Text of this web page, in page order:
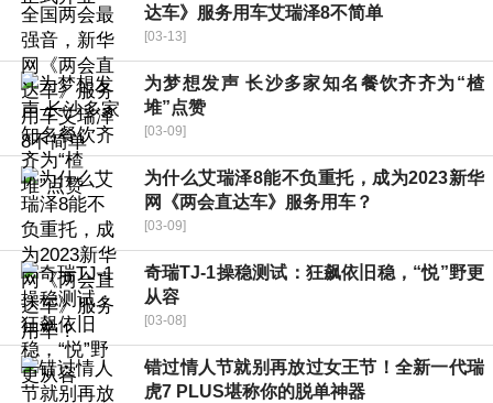
达车》服务用车艾瑞泽8不简单
[03-13]
为梦想发声 长沙多家知名餐饮齐齐为“楂
堆”点赞
[03-09]
为什么艾瑞泽8能不负重托，成为2023新华
网《两会直达车》服务用车？
[03-09]
奇瑞TJ-1操稳测试：狂飙依旧稳，“悦”野更
从容
[03-08]
错过情人节就别再放过女王节！全新一代瑞
虎7 PLUS堪称你的脱单神器